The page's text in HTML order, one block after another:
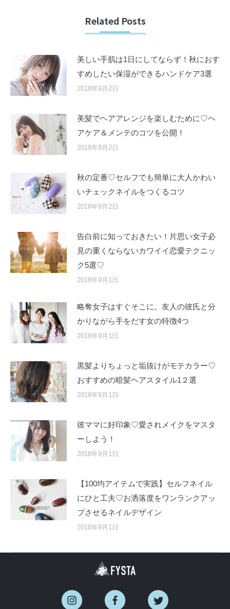
Related Posts
美しい手肌は1日にしてならず！秋におす
すめしたい保湿ができるハンドケア3選
2018年9月2日
美髪でヘアアレンジを楽しむために♡ヘ
アケア＆メンテのコツを公開！
2018年9月2日
秋の定番♡セルフでも簡単に大人かわい
いチェックネイルをつくるコツ
2018年9月2日
告白前に知っておきたい！片思い女子必
見の重くならないカワイイ恋愛テクニッ
ク5選♡
2018年9月1日
略奪女子はすぐそこに。友人の彼氏と分
かりながら手をだす女の特徴4つ
2018年9月1日
黒髪よりちょっと垢抜けがモテカラー♡
おすすめの暗髪ヘアスタイル1２選
2018年9月1日
彼ママに好印象♡愛されメイクをマスタ
ーしよう！
2018年9月1日
【100均アイテムで実践】セルフネイル
にひと工夫♡お洒落度をワンランクアッ
プさせるネイルデザイン
2018年9月1日